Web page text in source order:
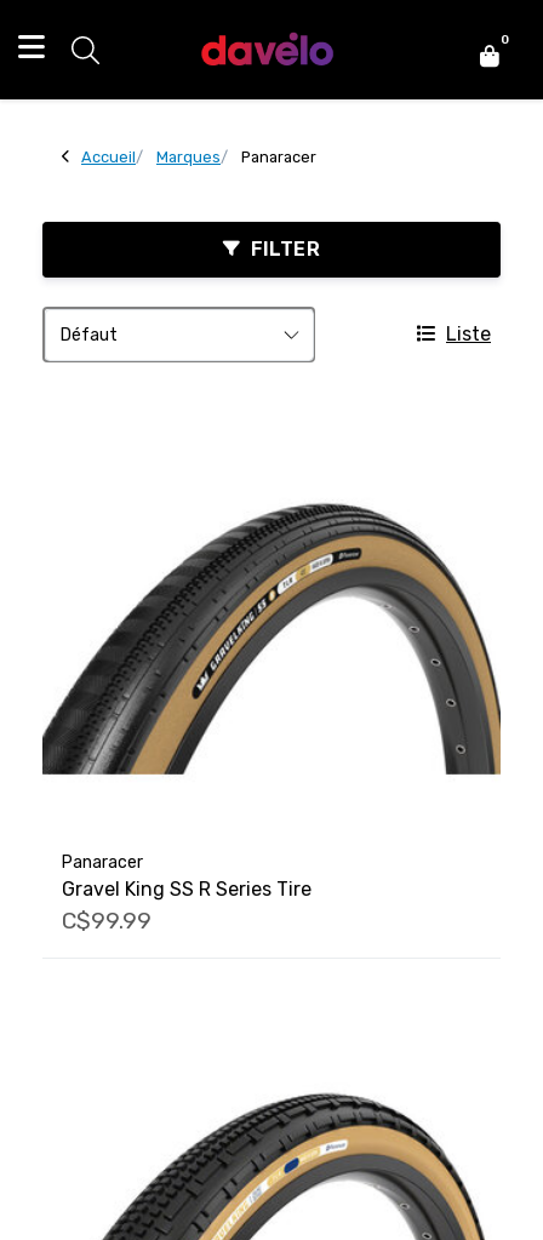
0
Accueil Marques Panaracer
FILTER
Liste
Panaracer
Gravel King SS R Series Tire
C$99.99